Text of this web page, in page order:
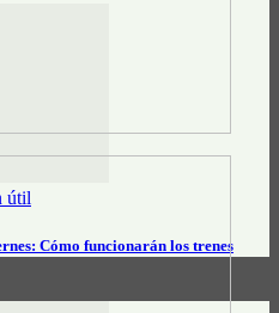
útil
Cómo funcionarán los trenes